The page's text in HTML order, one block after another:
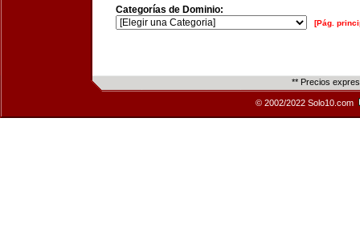
Categorías de Dominio:
[Pág.
** Precios
© 2002/2022 Solo10.com